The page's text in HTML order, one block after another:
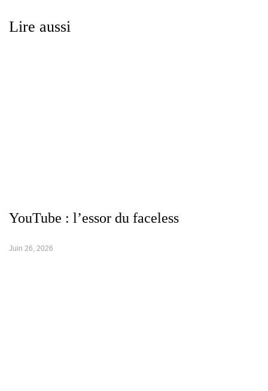
Lire aussi
YouTube : l’essor du faceless
Juin 26, 2026